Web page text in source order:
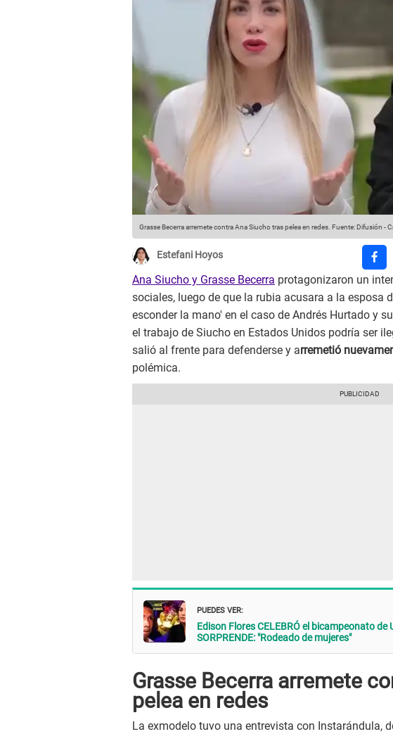
Grasse Becerra arremete contra Ana Siucho tras pelea en redes. Fuente: Difusión -
Estefani Hoyos
Ana Siucho y Grasse Becerra protagonizaron un
sociales, luego de que la rubia acusara a la esposa
esconder la mano' en el caso de Andrés Hurtado y
el trabajo de Siucho en Estados Unidos podría ser
salió al frente para defenderse y arremetió
polémica.
PUEDES VER:
Edison Flores CELEBRÓ el bicampeonato
SORPRENDE: "Rodeado de mujeres"
Grasse Becerra arremete
pelea en redes
La exmodelo tuvo una entrevista con Instarándula,